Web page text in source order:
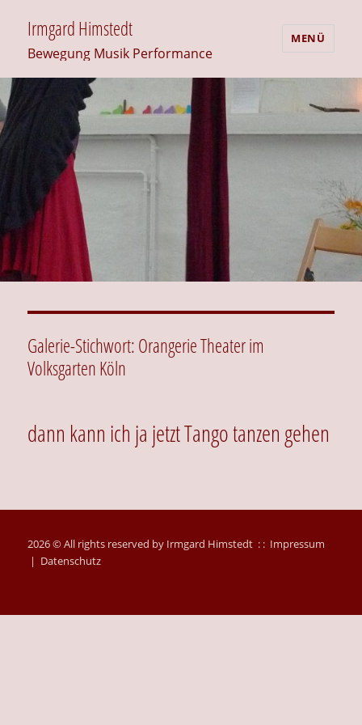
Irmgard Himstedt
Bewegung Musik Performance
MENÜ
Galerie-Stichwort:Orangerie Theater im
Volksgarten Köln
dann kann ich ja jetzt Tango tanzen gehen
2026 © All rights reserved by Irmgard Himstedt : : Impressum
| Datenschutz